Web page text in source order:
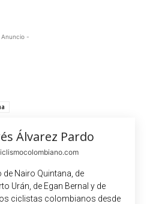
-
Álvarez Pardo
de Nairo Quintana, de
Urán, de Egan Bernal y de
ciclistas colombianos desde